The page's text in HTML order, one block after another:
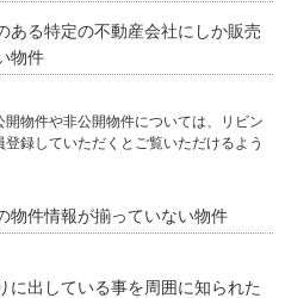
ある特定の不動産会社にしか販売
物件
物件や非公開物件については、リビン
登録していただくとご覧いただけるよう
物件情報が揃っていない物件
に出している事を周囲に知られた